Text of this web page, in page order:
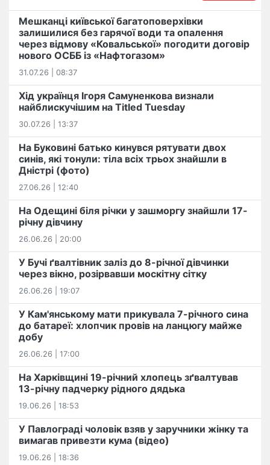
Мешканці київської багатоповерхівки
залишилися без гарячої води та опалення
через відмову «Ковальської» погодити договір
нового ОСББ із «Нафтогазом»
31.07.26 | 08:37
Хід українця Ігоря Самуненкова визнали
найблискучішим на Titled Tuesday
30.07.26 | 13:37
На Буковині батько кинувся рятувати двох
синів, які тонули: тіла всіх трьох знайшли в
Дністрі (фото)
27.06.26 | 12:40
На Одещині біля річки у зашморгу знайшли 17-
річну дівчину
26.06.26 | 20:00
У Бучі ґвалтівник заліз до 8-річної дівчинки
через вікно, розірвавши москітну сітку
26.06.26 | 19:07
У Кам'янському мати прикувала 7-річного сина
до батареї: хлопчик провів на ланцюгу майже
добу
26.06.26 | 17:00
На Харківщині 19-річний хлопець​ ️зґвалтував
13-річну падчерку рідного дядька
19.06.26 | 18:53
У Павлограді чоловік взяв у заручники жінку та
вимагав привезти кума (відео)
19.06.26 | 18:36